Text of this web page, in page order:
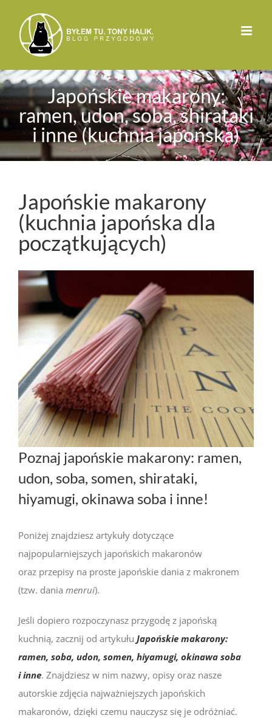
zawartości
Japońskie makarony:
ramen, udon, soba, shirataki
i inne (kuchnia japońska)
Japońskie makarony
(kuchnia japońska dla
początkujących)
Poznaj japońskie makarony: ramen,
udon, soba, somen, shirataki,
hiyamugi, okinawa soba i inne!
Poniżej znajdziesz artykuły dotyczące
najpopularniejszych japońskich makaronów
oraz przepisy na proste japońskie dania z makronem
(tzw. dania menrui).
Jeśli dopiero rozpoczynasz przygodę z japońską
kuchnią, zacznij od artykułu Japońskie makarony:
ramen, soba, udon, somen, hiyamugi, okinawa soba
i inne. Znajdziesz w nim nazwy, opisy oraz nasze
autorskie zdjęcia najważniejszych japońskich
makaronów, dzięki czemu nauczysz się je odróżniać.